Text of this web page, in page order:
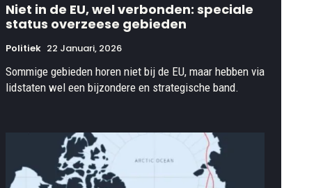
Niet in de EU, wel verbonden: speciale
status overzeese gebieden
Politiek 22 Januari, 2026
Sommige gebieden horen niet bij de EU, maar hebben via
lidstaten wel een bijzondere en strategische band.